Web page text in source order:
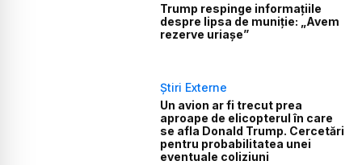
Trump respinge informațiile
despre lipsa de muniție: „Avem
rezerve uriașe”
Știri Externe
Un avion ar fi trecut prea
aproape de elicopterul în care
se afla Donald Trump. Cercetări
pentru probabilitatea unei
eventuale coliziuni